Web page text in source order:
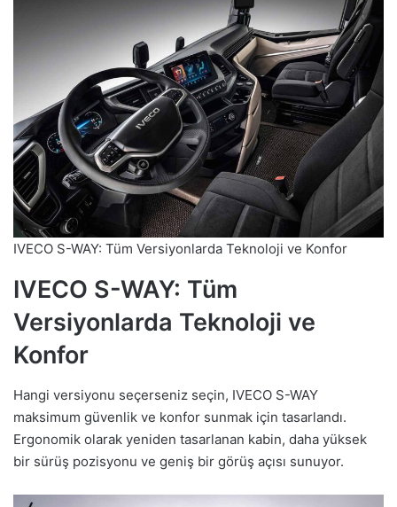
IVECO S-WAY: Tüm Versiyonlarda Teknoloji ve Konfor
IVECO S-WAY: Tüm
Versiyonlarda Teknoloji ve
Konfor
Hangi versiyonu seçerseniz seçin, IVECO S-WAY
maksimum güvenlik ve konfor sunmak için tasarlandı.
Ergonomik olarak yeniden tasarlanan kabin, daha yüksek
bir sürüş pozisyonu ve geniş bir görüş açısı sunuyor.